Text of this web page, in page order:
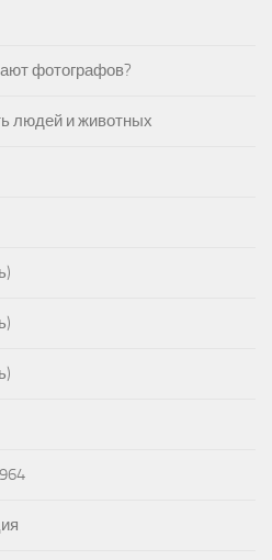
фотографов?
людей и животных